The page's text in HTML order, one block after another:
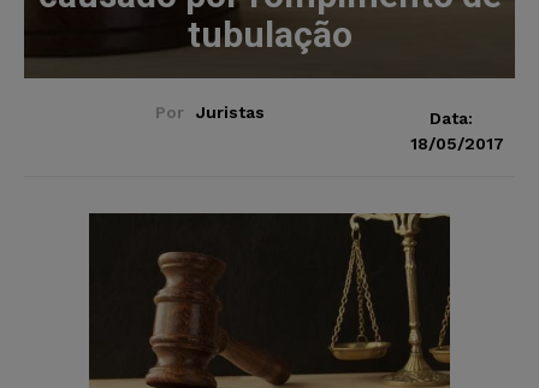
tubulação
Por Juristas
Data:
18/05/2017